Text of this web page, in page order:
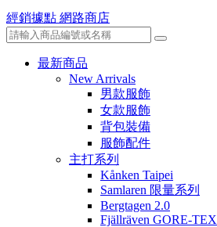
經銷據點 網路商店
最新商品
New Arrivals
男款服飾
女款服飾
背包裝備
服飾配件
主打系列
Kånken Taipei
Samlaren 限量系列
Bergtagen 2.0
Fjällräven GORE-TEX